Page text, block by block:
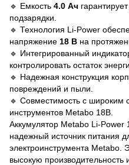
🔹 Емкость 4.0 Ач
подзарядки.
🔹 Технология Li-Power
напряжение 18 В на
🔹 Интегрированный
контролировать остаток
🔹 Надежная конструкция
повреждений и пыли.
🔹 Совместимость с широким
инструментов Metabo 18В.
Аккумулятор Metabo Li-
надежный источник питания
электроинструмента Metabo.
высокую